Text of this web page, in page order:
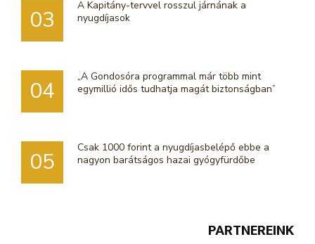
PARTNEREINK
03
A Kapitány-tervvel rosszul járnának a
nyugdíjasok
04
„A Gondosóra programmal már több mint
egymillió idős tudhatja magát biztonságban”
05
Csak 1000 forint a nyugdíjasbelépő ebbe a
nagyon barátságos hazai gyógyfürdőbe